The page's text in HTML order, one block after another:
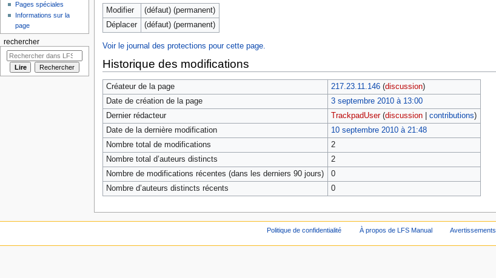
Modifier
(défaut) (permanent)
Déplacer
(défaut) (permanent)
Voir le journal des protections pour cette page.
Historique des modifications
Créateur de la page 217.23.11.146 (discussion)
Date de création de la page
3 septembre 2010 à 13:00
Dernier rédacteur
TrackpadUser (discussion| contributions)
Date de la dernière modification
10 septembre 2010 à 21:48
Nombre total de modifications
2
Nombre total d’auteurs distincts
2
Nombre de modifications récentes (dans les derniers 90 jours)
0
Nombre d’auteurs distincts récents
0
Pages spéciales
Informations sur la
page
rechercher
Politique de confidentialité À propos de LFS Manual Avertissements